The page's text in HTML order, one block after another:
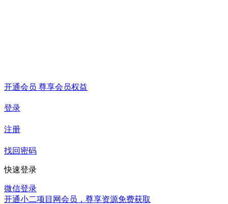
开通会员 尊享会员权益
登录
注册
找回密码
快速登录
微信登录
开通小二项目网会员，尊享资源免费获取